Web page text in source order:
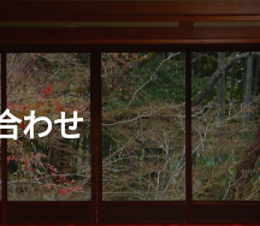
わせ